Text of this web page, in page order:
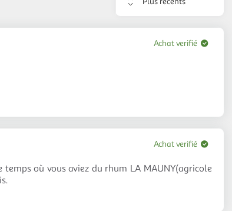
Trier
avis
Achat verifié
où vous aviez du rhum LA MAUNY(agricole
Achat verifié